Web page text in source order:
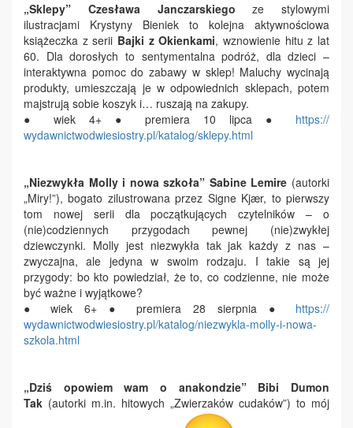
„Sklepy” Czesława Janczarskiegoze stylowymi
ilustracjami Krystyny Bieniek to kolejna aktywnościowa
książeczka z serii Bajki z Okienkami, wznowienie hitu z lat
60. Dla dorosłych to sentymentalna podróż, dla dzieci –
interaktywna pomoc do zabawy w sklep! Maluchy wycinają
produkty, umieszczają je w odpowiednich sklepach, potem
majstrują sobie koszyk i… ruszają na zakupy.
● wiek 4+ ● premiera 10 lipca ● https://
wydawnictwodwiesiostry.pl/katalog/sklepy.html
„Niezwykła Molly i nowa szkoła” Sabine Lemire (autorki
„Miry!”), bogato zilustrowana przez Signe Kjær, to pierwszy
tom nowej serii dla początkujących czytelników – o
(nie)codziennych przygodach pewnej (nie)zwykłej
dziewczynki. Molly jest niezwykła tak jak każdy z nas –
zwyczajna, ale jedyna w swoim rodzaju. I takie są jej
przygody: bo kto powiedział, że to, co codzienne, nie może
być ważne i wyjątkowe?
● wiek 6+ ● premiera 28 sierpnia ● https://
wydawnictwodwiesiostry.pl/katalog/niezwykla-molly-i-nowa-
szkola.html
„Dziś opowiem wam o anakondzie” Bibi Dumon
Tak (autorki m.in. hitowych „Zwierzaków cudaków”) to mój